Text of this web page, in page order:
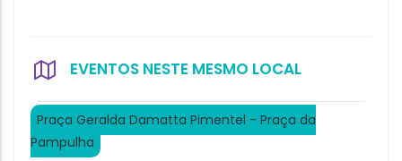
EVENTOS NESTE MESMO LOCAL
Praça Geralda Damatta Pimentel - Praça da
Pampulha